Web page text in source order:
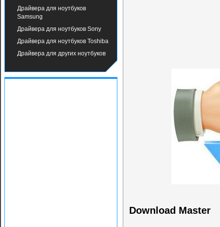
Драйвера для ноутбуков
Samsung
Драйвера для ноутбуков Sony
Драйвера для ноутбуков Toshiba
Драйвера для других ноутбуков
Download Master